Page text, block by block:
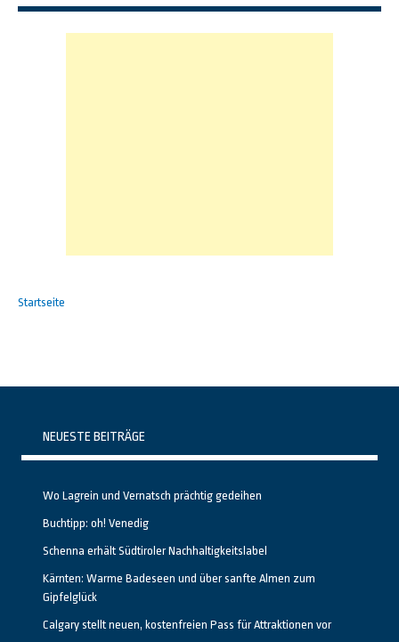
Startseite
NEUESTE BEITRÄGE
Wo Lagrein und Vernatsch prächtig gedeihen
Buchtipp: oh! Venedig
Schenna erhält Südtiroler Nachhaltigkeitslabel
Kärnten: Warme Badeseen und über sanfte Almen zum
Gipfelglück
Calgary stellt neuen, kostenfreien Pass für Attraktionen vor